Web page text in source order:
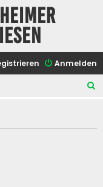
Anmelden
h